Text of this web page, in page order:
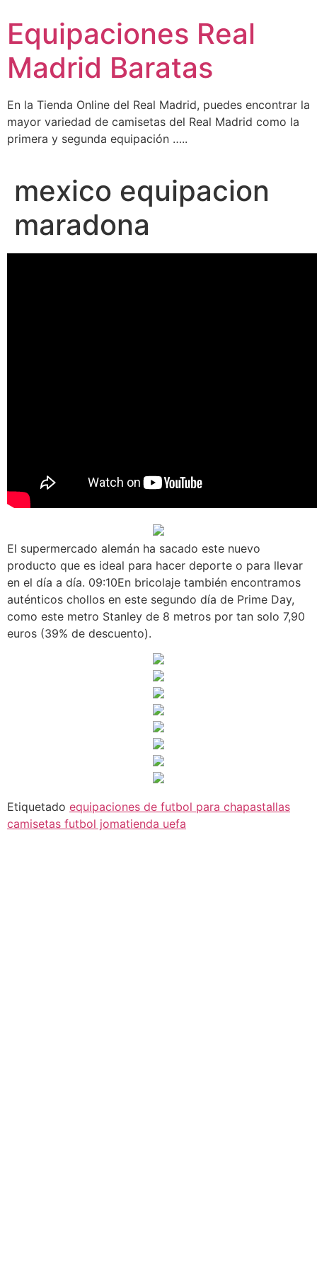
contenido
Equipaciones Real
Madrid Baratas
En la Tienda Online del Real Madrid, puedes encontrar la
mayor variedad de camisetas del Real Madrid como la
primera y segunda equipación …..
mexico equipacion
maradona
El supermercado alemán ha sacado este nuevo
producto que es ideal para hacer deporte o para llevar
en el día a día. 09:10En bricolaje también encontramos
auténticos chollos en este segundo día de Prime Day,
como este metro Stanley de 8 metros por tan solo 7,90
euros (39% de descuento).
Etiquetado equipaciones de futbol para chapastallas
camisetas futbol jomatienda uefa